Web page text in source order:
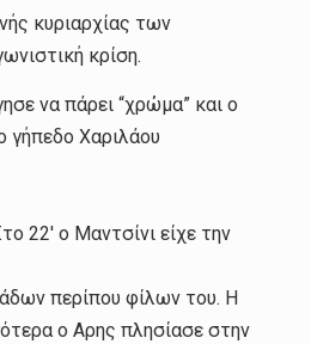
κυριαρχίας των
κρίση.
να πάρει “χρώμα” και ο
γήπεδο Χαριλάου
22′ ο Μαντσίνι είχε την
περίπου φίλων του. Η
ο Αρης πλησίασε στην